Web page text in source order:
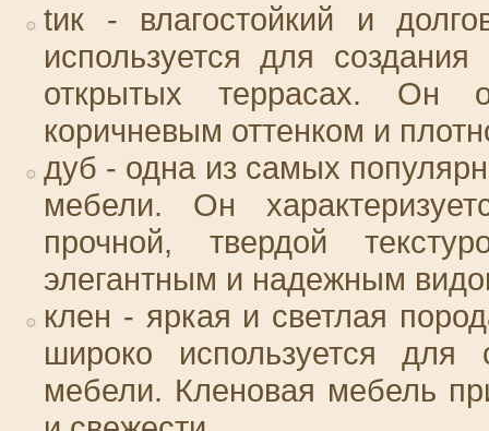
tик - влагостойкий и
используется для
открытых террасах. Он
коричневым оттенком и
дуб - одна из самых
мебели. Он
прочной, твердой
элегантным и надежным
клен - яркая и светлая
широко используется для
мебели. Кленовая мебель